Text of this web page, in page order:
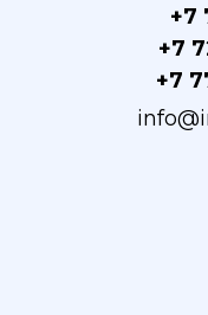
+7
+7
+7